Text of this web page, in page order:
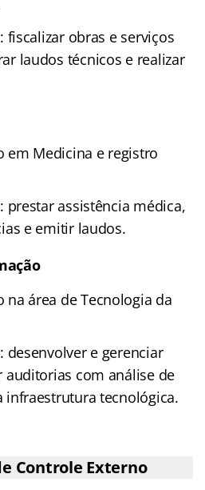
obras e serviços
laudos técnicos e realizar
em Medicina e registro
prestar assistência médica,
e emitir laudos.
na área de Tecnologia da
desenvolver e gerenciar
auditorias com análise de
infraestrutura tecnológica.
Controle Externo